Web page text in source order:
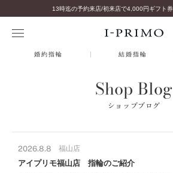
婚約指輪 結婚指輪
Shop Blog
ショップブログ
2026.8.8 福山店
アイプリモ福山店 指輪のご紹介